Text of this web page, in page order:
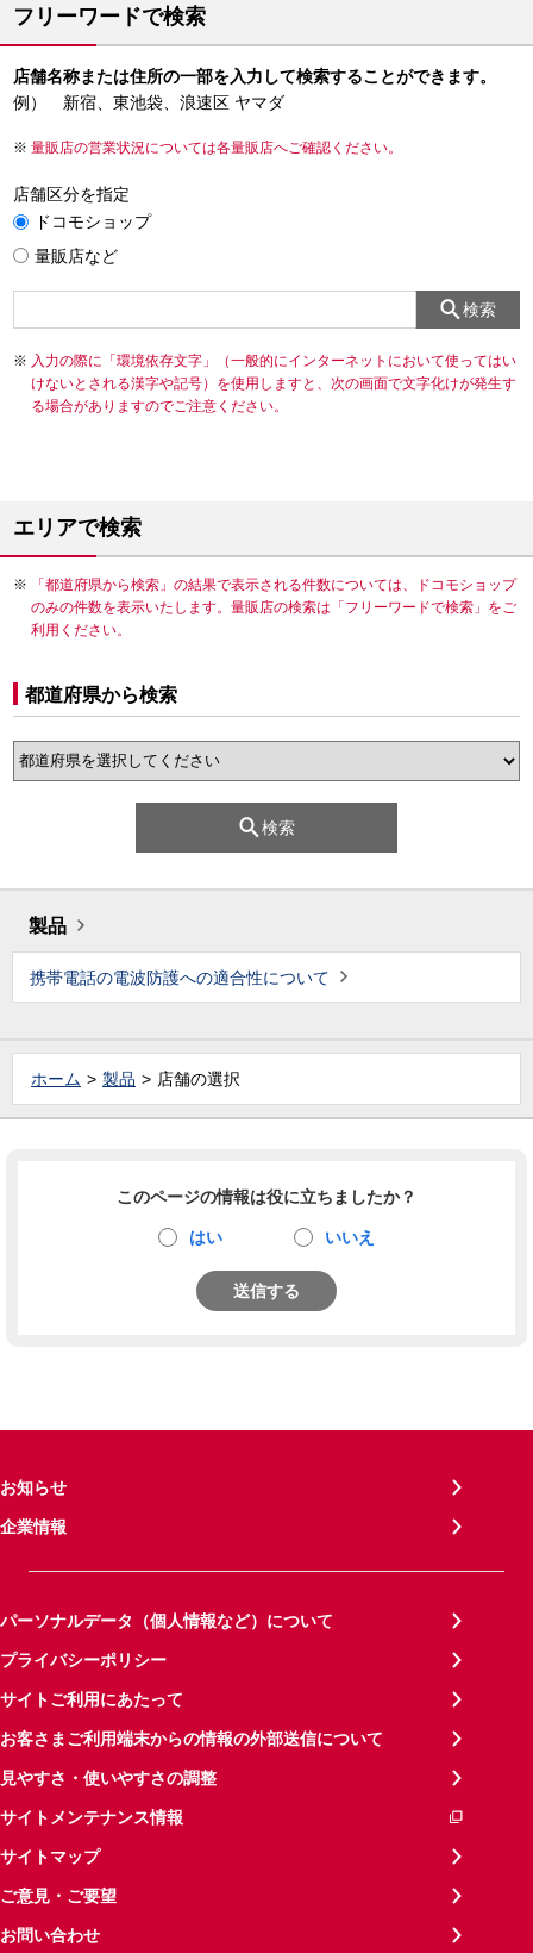
フリーワードで検索
店舗名称または住所の一部を入力して検索することができます。
例） 新宿、東池袋、浪速区 ヤマダ
量販店の営業状況については各量販店へご確認ください。
店舗区分を指定
ドコモショップ
量販店など
検索
入力の際に「環境依存文字」（一般的にインターネットにおいて使ってはい
けないとされる漢字や記号）を使用しますと、次の画面で文字化けが発生す
る場合がありますのでご注意ください。
エリアで検索
「都道府県から検索」の結果で表示される件数については、ドコモショップ
のみの件数を表示いたします。量販店の検索は「フリーワードで検索」をご
利用ください。
都道府県から検索
検索
製品
携帯電話の電波防護への適合性について
ホーム 製品 店舗の選択
このページの情報は役に立ちましたか？
はい いいえ
送信する
お知らせ
企業情報
パーソナルデータ（個人情報など）について
プライバシーポリシー
サイトご利用にあたって
お客さまご利用端末からの情報の外部送信について
見やすさ・使いやすさの調整
サイトメンテナンス情報
サイトマップ
ご意見・ご要望
お問い合わせ